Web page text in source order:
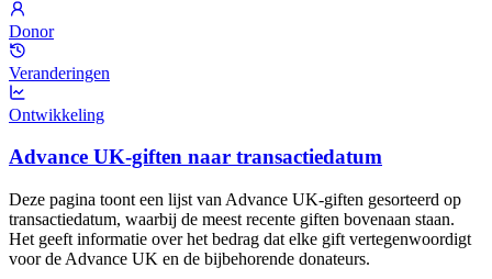
Donor
Veranderingen
Ontwikkeling
Advance UK-giften naar transactiedatum
Deze pagina toont een lijst van Advance UK-giften gesorteerd op
transactiedatum, waarbij de meest recente giften bovenaan staan.
Het geeft informatie over het bedrag dat elke gift vertegenwoordigt
voor de Advance UK en de bijbehorende donateurs.